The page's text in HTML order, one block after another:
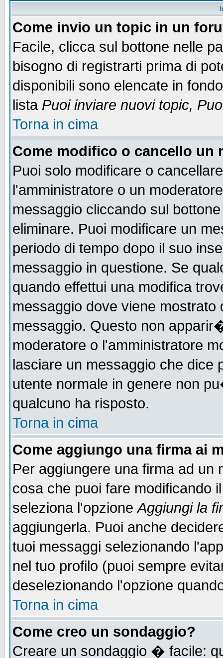
Come invio un topic in un
Facile, clicca sul bottone nelle
bisogno di registrarti prima di
disponibili sono elencate in
lista Puoi inviare nuovi topic,
Torna in cima
Come modifico o cancello un
Puoi solo modificare o
l'amministratore o un
messaggio cliccando sul
eliminare. Puoi modificare un
periodo di tempo dopo il suo
messaggio in questione. Se
quando effettui una modifica
messaggio dove viene mostrato
messaggio. Questo non
moderatore o l'amministratore
lasciare un messaggio che
utente normale in genere non
qualcuno ha risposto.
Torna in cima
Come aggiungo una firma ai
Per aggiungere una firma ad un
cosa che puoi fare modificando
seleziona l'opzioneAggiungi la
aggiungerla. Puoi anche
tuoi messaggi selezionando
nel tuo profilo (puoi sempre
deselezionando l'opzione
Torna in cima
Come creo un sondaggio?
Creare un sondaggio � facile: